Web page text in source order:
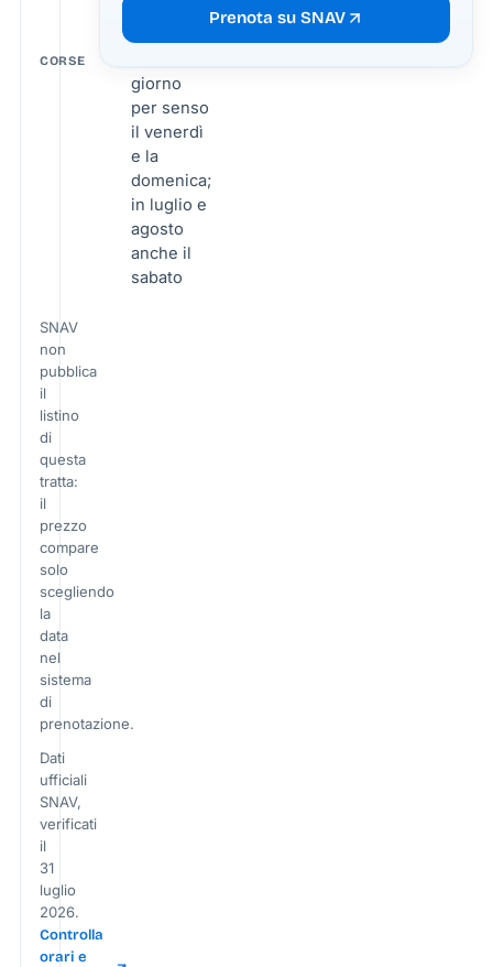
Prenota su SNAV
settembre
CORSE
giorno
per senso
il venerdì
e la
domenica;
in luglio e
agosto
anche il
sabato
SNAV
non
pubblica
il
listino
di
questa
tratta:
il
prezzo
compare
solo
scegliendo
la
data
nel
sistema
di
prenotazione.
Dati
ufficiali
SNAV,
verificati
il
31
luglio
2026.
Controlla
orari e